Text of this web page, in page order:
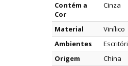
Contém a
Cor
Cinza
Material
Vinílico
Ambientes
Origem
China